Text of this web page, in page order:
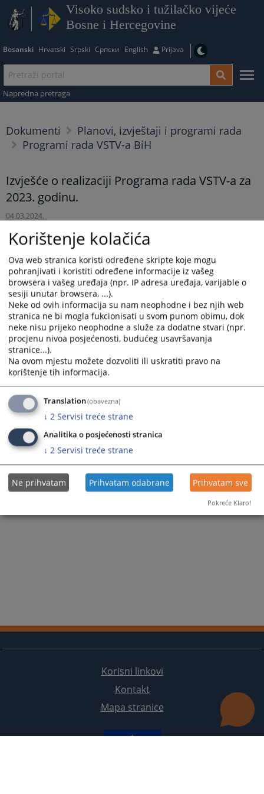
Visoko sudsko i tužilačko vijeće
Bosne i Hercegovine
Bosanski Hrvatski Srpski Српски English Prijava
Napredna pretraga
Dokumenti
Planovi, izvještaji i programi rada
Programi rada VSTV-a BiH
Izvješće o realizaciji Programa rada VSTV-a za
2023. godinu.
04.03.2024.
VSTV je na sjednici održanoj 28. - 29. februara usvojio Izvješće o
realizaciji Programa rada VSTV-a za 2023. godinu.
Prikazana vijest je na: Bosanski jezik
Prateći dokumenti
Izvješće o realizaciji Programa rada VSTV-a za 2023
godinu
392
Korisni linkovi
Kontakt
Mapa stranice
Korištenje kolačića
Ova web stranica koristi određene skripte koje mogu
pohranjivati i koristiti određene informacije iz vašeg
browsera i vašeg uređaja (npr. IP adresa uređaja, varijable o
sesiji unutar browsera, ...).
Neke od ovih informacija su nam neophodne i bez njih web
stranica ne bi mogla fukcionisati u svom punom obimu, dok
neke nisu prijeko neophodne a služe za dodatne stvari (npr.
procjenu nivoa posjećenosti, budućeg usavršavanja
stranice...).
Na ovom mjestu možete dozvoliti ili uskratiti pravo na
korištenje tih informacija.
Translation(obavezna)
↓ 2 Servisi treće strane
Analitika o posjećenosti stranica
↓ 2 Servisi treće strane
Ne prihvatam Prihvatam odabrane Prihvatam sve
Pokreće Klaro!